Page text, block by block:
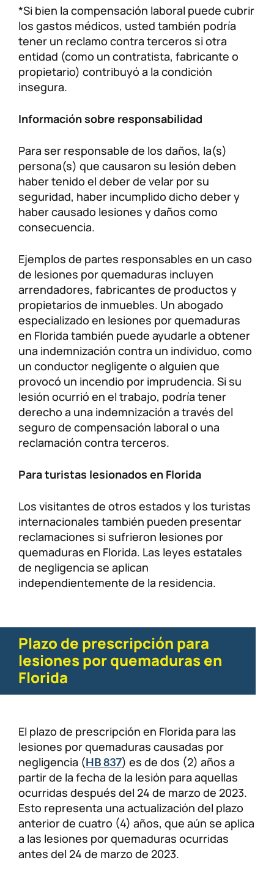
*Si bien la compensación laboral puede cubrir
los gastos médicos, usted también podría
tener un reclamo contra terceros si otra
entidad (como un contratista, fabricante o
propietario) contribuyó a la condición
insegura.
Información sobre responsabilidad
Para ser responsable de los daños, la(s)
persona(s) que causaron su lesión deben
haber tenido el deber de velar por su
seguridad, haber incumplido dicho deber y
haber causado lesiones y daños como
consecuencia.
Ejemplos de partes responsables en un caso
de lesiones por quemaduras incluyen
arrendadores, fabricantes de productos y
propietarios de inmuebles. Un abogado
especializado en lesiones por quemaduras
en Florida también puede ayudarle a obtener
una indemnización contra un individuo, como
un conductor negligente o alguien que
provocó un incendio por imprudencia. Si su
lesión ocurrió en el trabajo, podría tener
derecho a una indemnización a través del
seguro de compensación laboral o una
reclamación contra terceros.
Para turistas lesionados en Florida
Los visitantes de otros estados y los turistas
internacionales también pueden presentar
reclamaciones si sufrieron lesiones por
quemaduras en Florida. Las leyes estatales
de negligencia se aplican
independientemente de la residencia.
Plazo de prescripción para
lesiones por quemaduras en
Florida
El plazo de prescripción en Florida para las
lesiones por quemaduras causadas por
negligencia (HB 837) es de dos (2) años a
partir de la fecha de la lesión para aquellas
ocurridas después del 24 de marzo de 2023.
Esto representa una actualización del plazo
anterior de cuatro (4) años, que aún se aplica
a las lesiones por quemaduras ocurridas
antes del 24 de marzo de 2023.